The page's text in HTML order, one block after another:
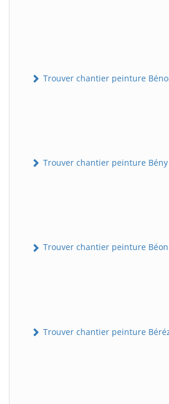
Trouver chantier peinture
Trouver chantier peinture Bény
Trouver chantier peinture Béon
Trouver chantier peinture